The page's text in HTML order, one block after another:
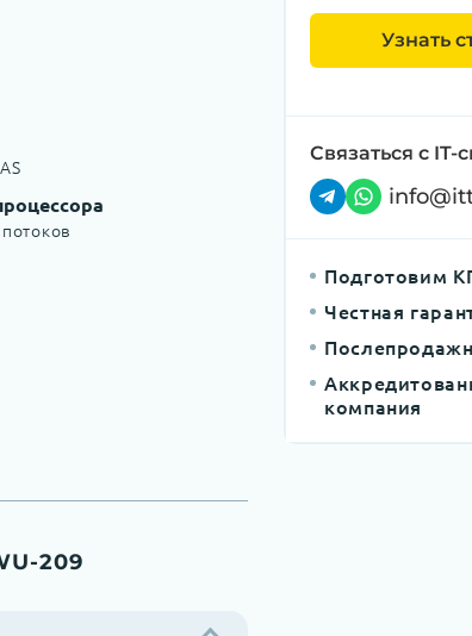
209
Узнать
Связаться с IT-
Подготовим
Честная
компания